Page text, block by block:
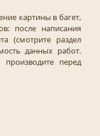
картины в багет,
после написания
(смотрите раздел
данных работ.
перед